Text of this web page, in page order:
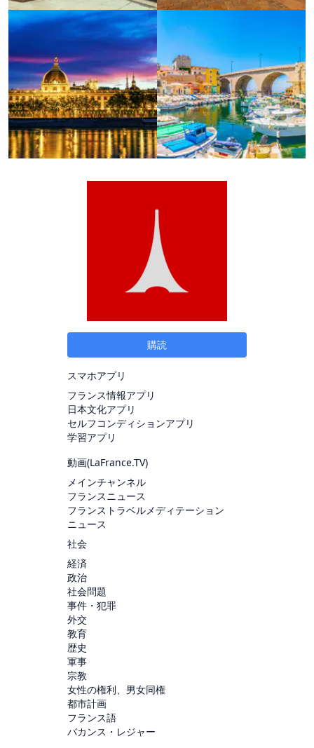
購読
スマホアプリ
フランス情報アプリ
日本文化アプリ
セルフコンディションアプリ
学習アプリ
動画(LaFrance.TV)
メインチャンネル
フランスニュース
フランストラベルメディテーション
ニュース
社会
経済
政治
社会問題
事件・犯罪
外交
教育
歴史
軍事
宗教
女性の権利、男女同権
都市計画
フランス語
バカンス・レジャー